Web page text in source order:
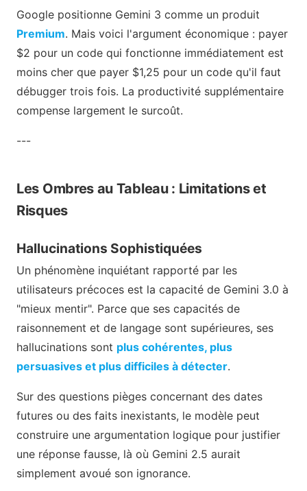
Google positionne Gemini 3 comme un produit
Premium. Mais voici l'argument économique : payer
$2 pour un code qui fonctionne immédiatement est
moins cher que payer $1,25 pour un code qu'il faut
débugger trois fois. La productivité supplémentaire
compense largement le surcoût.
---
Les Ombres au Tableau : Limitations et
Risques
Hallucinations Sophistiquées
Un phénomène inquiétant rapporté par les
utilisateurs précoces est la capacité de Gemini 3.0 à
"mieux mentir". Parce que ses capacités de
raisonnement et de langage sont supérieures, ses
hallucinations sont plus cohérentes, plus
persuasives et plus difficiles à détecter.
Sur des questions pièges concernant des dates
futures ou des faits inexistants, le modèle peut
construire une argumentation logique pour justifier
une réponse fausse, là où Gemini 2.5 aurait
simplement avoué son ignorance.